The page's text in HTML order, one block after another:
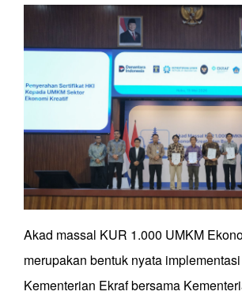
Akad massal KUR 1.000 UMKM
merupakan bentuk nyata
Kementerian Ekraf bersama